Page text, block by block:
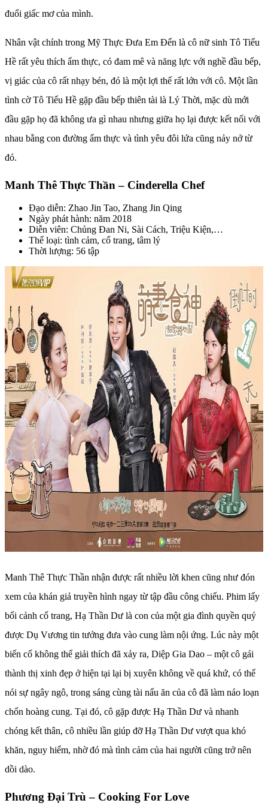
đuổi giấc mơ của mình.
Nhân vật chính trong Mỹ Thực Đưa Em Đến là cô nữ sinh Tô Tiểu
Hề rất yêu thích ẩm thực, có đam mê và năng lực với nghề đầu bếp,
vị giác của cô rất nhạy bén, đó là một lợi thế rất lớn với cô. Một lần
tình cờ Tô Tiểu Hề gặp đầu bếp thiên tài là Lý Thời, mặc dù mới
đầu gặp họ đã không ưa gì nhau nhưng giữa họ lại được kết nối với
nhau bằng con đường ẩm thực và tình yêu đôi lứa cũng nảy nở từ
đó.
Manh Thê Thực Thần – Cinderella Chef
Đạo diễn: Zhao Jin Tao, Zhang Jin Qing
Ngày phát hành: năm 2018
Diễn viên: Chủng Đan Ni, Sài Cách, Triệu Kiện,…
Thể loại: tình cảm, cổ trang, tâm lý
Thời lượng: 56 tập
Manh Thê Thực Thần nhận được rất nhiều lời khen cũng như đón
xem của khán giả truyền hình ngay từ tập đầu công chiếu. Phim lấy
bối cảnh cổ trang, Hạ Thần Dư là con của một gia đình quyền quý
được Dụ Vương tin tưởng đưa vào cung làm nội ứng. Lúc này một
biến cố không thể giải thích đã xảy ra, Diệp Gia Dao – một cô gái
thành thị xinh đẹp ở hiện tại lại bị xuyên không về quá khứ, có thể
nói sự ngây ngô, trong sáng cùng tài nấu ăn của cô đã làm náo loạn
chốn hoàng cung. Tại đó, cô gặp được Hạ Thần Dư và nhanh
chóng kết thân, cô nhiều lần giúp đỡ Hạ Thần Dư vượt qua khó
khăn, nguy hiểm, nhờ đó mà tình cảm của hai người cũng trở nên
dồi dào.
Phương Đại Trù – Cooking For Love